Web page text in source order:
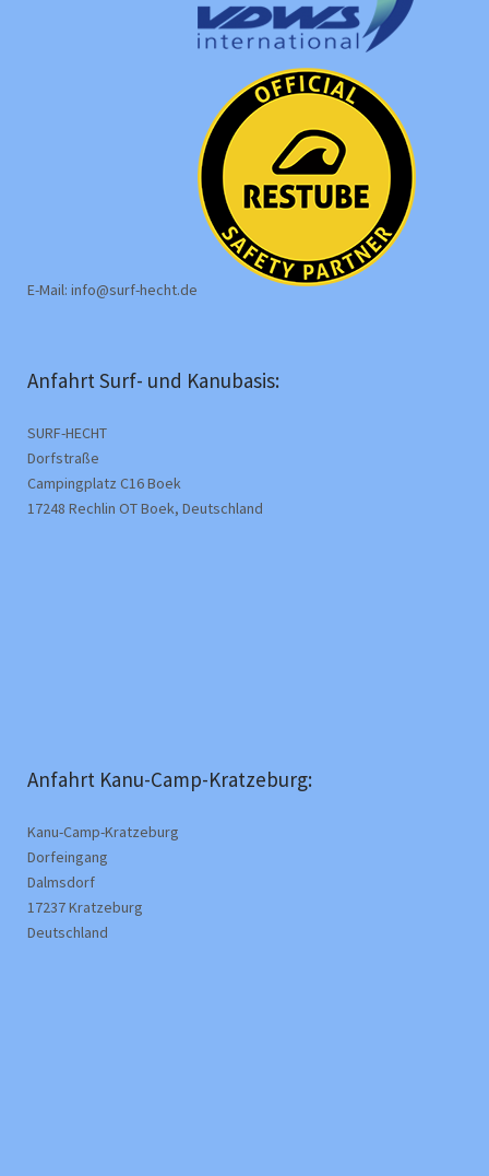
E-Mail: info@surf-hecht.de
Anfahrt Surf- und Kanubasis:
SURF-HECHT
Dorfstraße
Campingplatz C16 Boek
17248 Rechlin OT Boek, Deutschland
Anfahrt Kanu-Camp-Kratzeburg:
Kanu-Camp-Kratzeburg
Dorfeingang
Dalmsdorf
17237 Kratzeburg
Deutschland